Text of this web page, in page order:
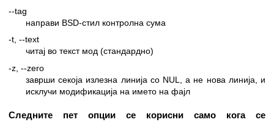
--tag
направи BSD-стил контролна сума
-t, --text
читај во текст мод (стандардно)
-z, --zero
заврши секоја излезна линија со NUL, а не нова линија, и
исклучи модификација на името на фајл
Следните пет опции се корисни само кога се